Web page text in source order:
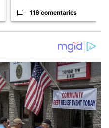
116 comentarios